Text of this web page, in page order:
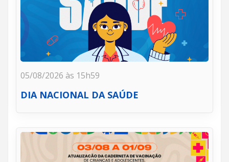
05/08/2026 às 15h59
DIA NACIONAL DA SAÚDE